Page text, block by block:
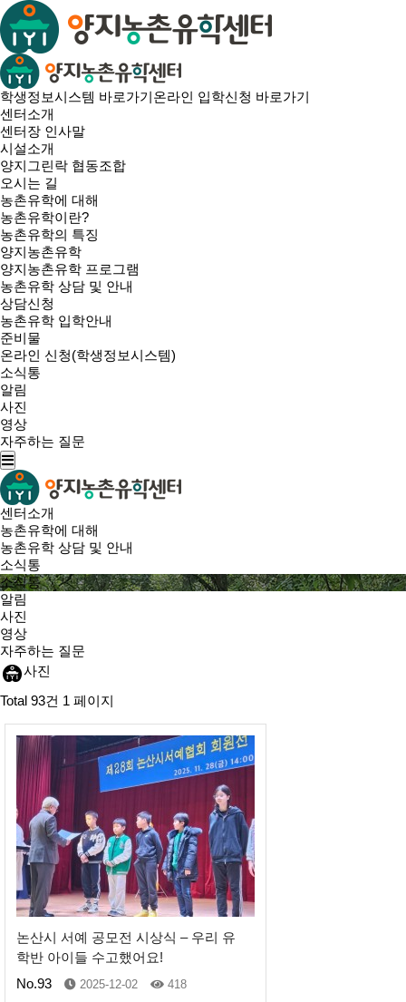
학생정보시스템 바로가기온라인 입학신청 바로가기
센터소개
센터장 인사말
시설소개
양지그린락 협동조합
오시는 길
농촌유학에 대해
농촌유학이란?
농촌유학의 특징
양지농촌유학
양지농촌유학 프로그램
농촌유학 상담 및 안내
상담신청
농촌유학 입학안내
준비물
온라인 신청(학생정보시스템)
소식통
알림
사진
영상
자주하는 질문
센터소개
농촌유학에 대해
농촌유학 상담 및 안내
소식통
소식통
알림
사진
영상
자주하는 질문
사진
Total 93건 1 페이지
논산시 서예 공모전 시상식 – 우리 유
학반 아이들 수고했어요!
No.93
2025-12-02 418